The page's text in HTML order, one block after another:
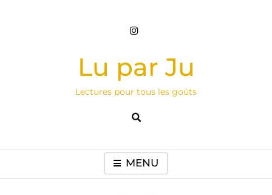
Lu par Ju
Lectures pour tous les goûts
MENU